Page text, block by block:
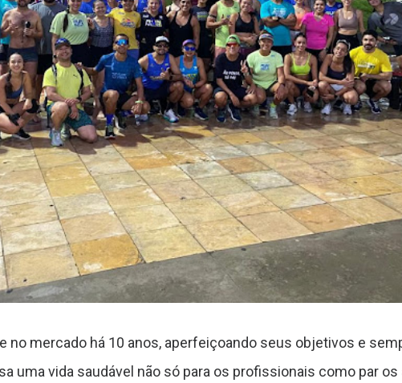
no mercado há 10 anos, aperfeiçoando seus objetivos e
uma vida saudável não só para os profissionais como par